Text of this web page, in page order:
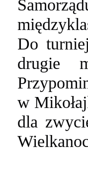
Do
drugie
w
dla